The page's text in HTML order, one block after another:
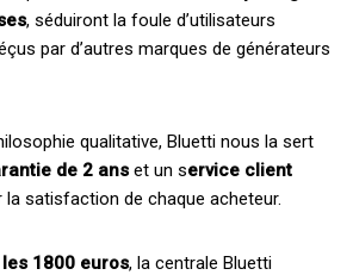
, séduiront la foule d’utilisateurs
par d’autres marques de générateurs
qualitative, Bluetti nous la sert
de 2 ans et un service client
la satisfaction de chaque acheteur.
1800 euros, la centrale Bluetti